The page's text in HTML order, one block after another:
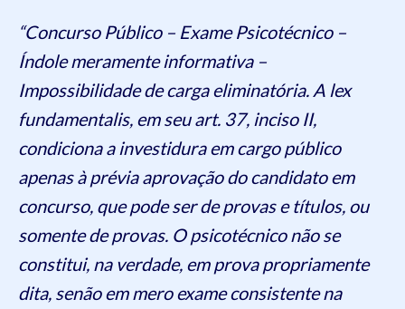
“Concurso Público – Exame Psicotécnico –
Índole meramente informativa –
Impossibilidade de carga eliminatória. A lex
fundamentalis, em seu art. 37, inciso II,
condiciona a investidura em cargo público
apenas à prévia aprovação do candidato em
concurso, que pode ser de provas e títulos, ou
somente de provas. O psicotécnico não se
constitui, na verdade, em prova propriamente
dita, senão em mero exame consistente na